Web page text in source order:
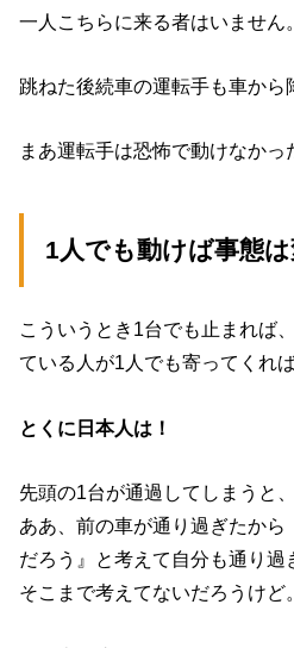
一人こちらに来る者はいません。
跳ねた後続車の運転手も車から
まあ運転手は恐怖で動けなかっ
1人でも動けば事態
こういうとき1台でも止まれば
ている人が1人でも寄ってくれ
とくに日本人は！
先頭の1台が通過してしまうと
ああ、前の車が通り過ぎたから
だろう』と考えて自分も通り過
そこまで考えてないだろうけど。